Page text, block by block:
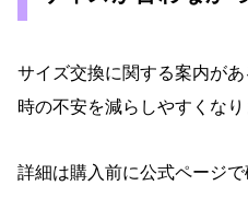
サイズ交換に関する案内が
時の不安を減らしやすくなり
詳細は購入前に公式ページで